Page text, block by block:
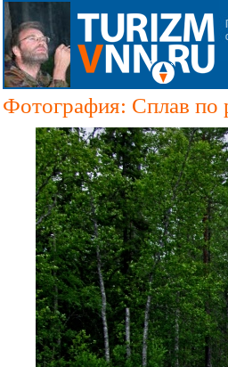
Фотография: Сплав по